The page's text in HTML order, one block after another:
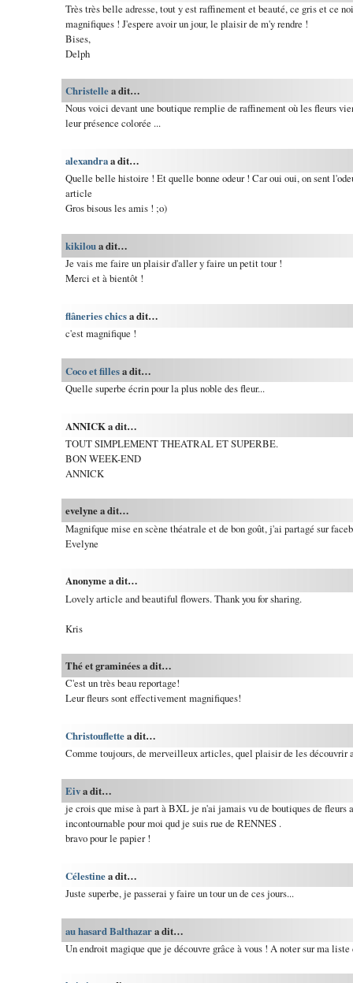
Très très belle adresse, tout y est raffinement et beauté, ce gris et ce
magnifiques ! J'espere avoir un jour, le plaisir de m'y rendre !
Bises,
Delph
Christellea dit…
Nous voici devant une boutique remplie de raffinement où les fleurs
leur présence colorée ...
alexandraa dit…
Quelle belle histoire ! Et quelle bonne odeur ! Car oui oui, on sent
article
Gros bisous les amis ! ;o)
kikiloua dit…
Je vais me faire un plaisir d'aller y faire un petit tour !
Merci et à bientôt !
flâneries chicsa dit…
c'est magnifique !
Coco et fillesa dit…
Quelle superbe écrin pour la plus noble des fleur...
ANNICK a dit…
TOUT SIMPLEMENT THEATRAL ET SUPERBE.
BON WEEK-END
ANNICK
evelyne a dit…
Magnifque mise en scène théatrale et de bon goût, j'ai partagé sur
Evelyne
Anonyme a dit…
Lovely article and beautiful flowers. Thank you for sharing.
Kris
Thé et graminées a dit…
C'est un très beau reportage!
Leur fleurs sont effectivement magnifiques!
Christouflettea dit…
Comme toujours, de merveilleux articles, quel plaisir de les découvrir
Eiva dit…
je crois que mise à part à BXL je n'ai jamais vu de boutiques de fleurs
incontournable pour moi qud je suis rue de RENNES .
bravo pour le papier !
Célestinea dit…
Juste superbe, je passerai y faire un tour un de ces jours...
au hasard Balthazara dit…
Un endroit magique que je découvre grâce à vous ! A noter sur ma